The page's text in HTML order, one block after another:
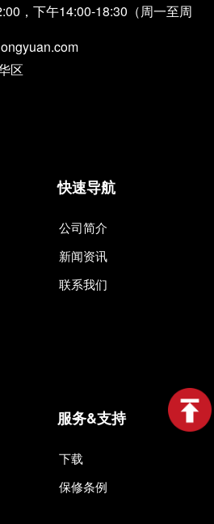
，下午14:00-18:30（周一至周
区
快速导航
公司简介
新闻资讯
联系我们
服务&支持
下载
保修条例